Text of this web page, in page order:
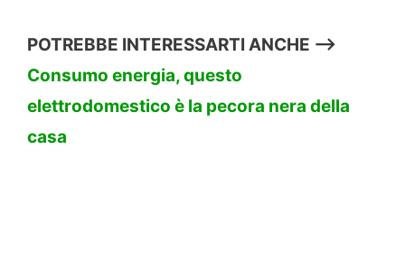
POTREBBE INTERESSARTI ANCHE —>
Consumo energia, questo
elettrodomestico è la pecora nera della
casa